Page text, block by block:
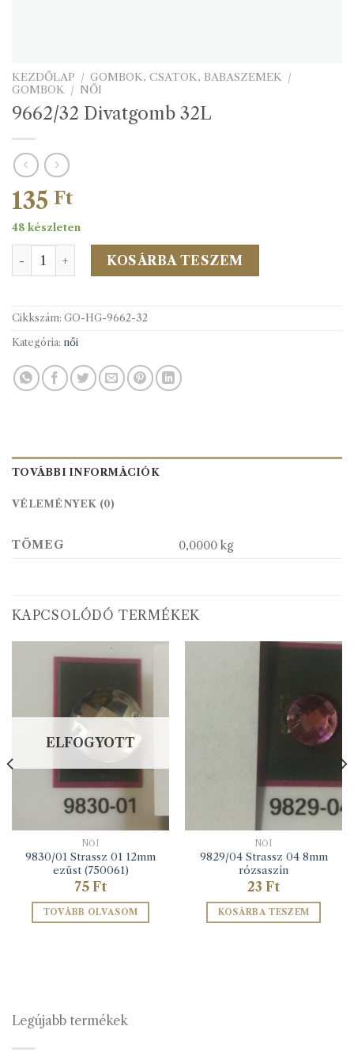
KEZDŐLAP / GOMBOK, CSATOK, BABASZEMEK /
GOMBOK / NŐI
9662/32 Divatgomb 32L
135 Ft
48 készleten
9662/32 Divatgomb 32L mennyiség
KOSÁRBA TESZEM
Cikkszám: GO-HG-9662-32
Kategória: női
TOVÁBBI INFORMÁCIÓK
VÉLEMÉNYEK (0)
TÖMEG 0,0000 kg
KAPCSOLÓDÓ TERMÉKEK
ELFOGYOTT
NŐI
9830/01 Strassz 01 12mm
ezüst (750061)
75 Ft
TOVÁBB OLVASOM
NŐI
9829/04 Strassz 04 8mm
rózsaszín
23 Ft
KOSÁRBA TESZEM
Legújabb termékek